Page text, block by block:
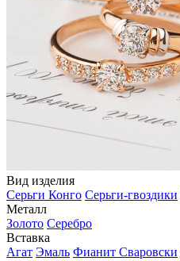
Вид изделия
Серьги Конго Серьги-гвоздики
Металл
Золото Серебро
Вставка
Агат Эмаль Фианит Сваровски